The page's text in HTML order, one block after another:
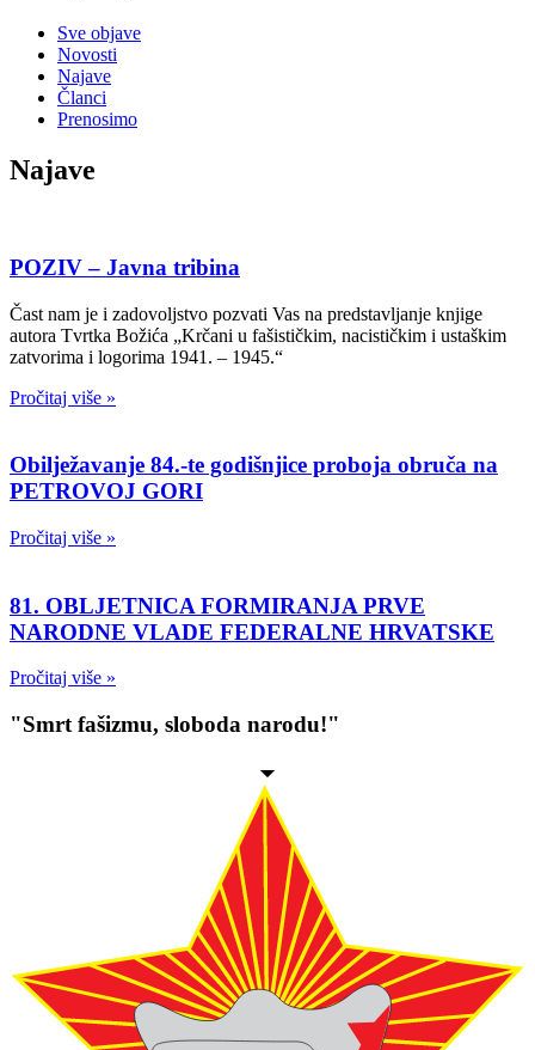
Sve objave
Novosti
Najave
Članci
Prenosimo
Najave
POZIV – Javna tribina
Čast nam je i zadovoljstvo pozvati Vas na predstavljanje knjige
autora Tvrtka Božića „Krčani u fašističkim, nacističkim i ustaškim
zatvorima i logorima 1941. – 1945.“
Pročitaj više »
Obilježavanje 84.-te godišnjice proboja obruča na
PETROVOJ GORI
Pročitaj više »
81. OBLJETNICA FORMIRANJA PRVE
NARODNE VLADE FEDERALNE HRVATSKE
Pročitaj više »
"Smrt fašizmu, sloboda narodu!"